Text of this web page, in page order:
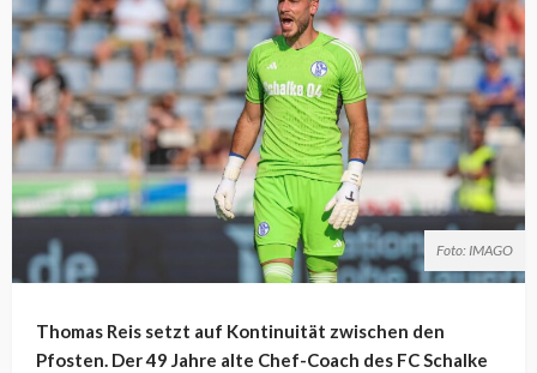
Foto: IMAGO
Thomas Reis setzt auf Kontinuität zwischen den
Pfosten. Der 49 Jahre alte Chef-Coach des FC Schalke